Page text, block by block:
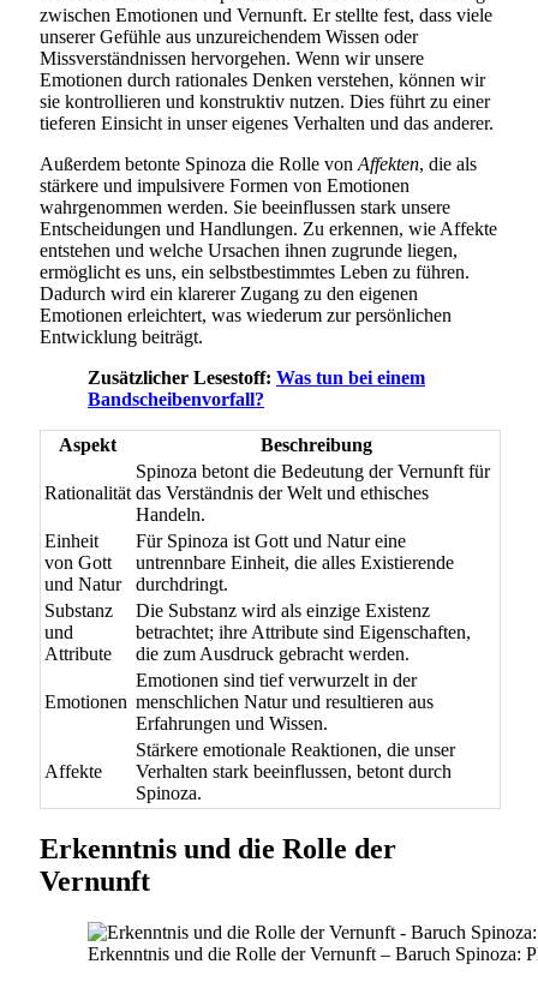
zwischen Emotionen und Vernunft. Er stellte fest, dass viele
unserer Gefühle aus unzureichendem Wissen oder
Missverständnissen hervorgehen. Wenn wir unsere
Emotionen durch rationales Denken verstehen, können wir
sie kontrollieren und konstruktiv nutzen. Dies führt zu einer
tieferen Einsicht in unser eigenes Verhalten und das anderer.
Außerdem betonte Spinoza die Rolle von Affekten, die als
stärkere und impulsivere Formen von Emotionen
wahrgenommen werden. Sie beeinflussen stark unsere
Entscheidungen und Handlungen. Zu erkennen, wie Affekte
entstehen und welche Ursachen ihnen zugrunde liegen,
ermöglicht es uns, ein selbstbestimmtes Leben zu führen.
Dadurch wird ein klarerer Zugang zu den eigenen
Emotionen erleichtert, was wiederum zur persönlichen
Entwicklung beiträgt.
Zusätzlicher Lesestoff: Was tun bei einem
Bandscheibenvorfall?
Aspekt Beschreibung
Rationalität
Spinoza betont die Bedeutung der Vernunft für
das Verständnis der Welt und ethisches
Handeln.
Einheit
von Gott
und Natur
Für Spinoza ist Gott und Natur eine
untrennbare Einheit, die alles Existierende
durchdringt.
Substanz
und
Attribute
Die Substanz wird als einzige Existenz
betrachtet; ihre Attribute sind Eigenschaften,
die zum Ausdruck gebracht werden.
Emotionen
Emotionen sind tief verwurzelt in der
menschlichen Natur und resultieren aus
Erfahrungen und Wissen.
Affekte
Stärkere emotionale Reaktionen, die unser
Verhalten stark beeinflussen, betont durch
Spinoza.
Erkenntnis und die Rolle der
Vernunft
Erkenntnis und die Rolle der Vernunft – Baruch Spinoza: